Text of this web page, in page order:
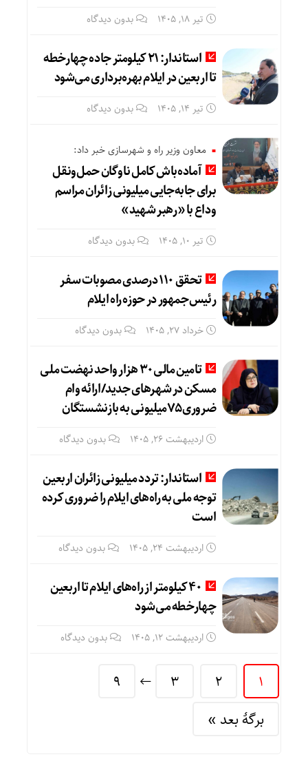
تیر ۱۸, ۱۴۰۵ بدون دیدگاه
استاندار: ۲۱ کیلومتر جاده چهارخطه
تا اربعین در ایلام بهره‌برداری می‌شود
تیر ۱۴, ۱۴۰۵ بدون دیدگاه
معاون وزیر راه و شهرسازی خبر داد:
آماده‌باش کامل ناوگان حمل‌ونقل
برای جابه‌جایی میلیونی زائران مراسم
وداع با «رهبر شهید»
تیر ۱۰, ۱۴۰۵ بدون دیدگاه
تحقق ۱۱۰ درصدی مصوبات سفر
رئیس‌جمهور در حوزه راه ایلام
خرداد ۲۷, ۱۴۰۵ بدون دیدگاه
تامین مالی۳۰ هزار واحد نهضت ملی
مسکن در شهرهای جدید/ارائه وام
ضروری۷۵میلیونی به بازنشستگان
اردیبهشت ۲۶, ۱۴۰۵ بدون دیدگاه
استاندار: تردد میلیونی زائران اربعین
توجه ملی به راه‌های ایلام را ضروری کرده
است
اردیبهشت ۲۴, ۱۴۰۵ بدون دیدگاه
۴۰ کیلومتر از راه‌های ایلام تا اربعین
چهارخطه می‌شود
اردیبهشت ۱۲, ۱۴۰۵ بدون دیدگاه
1
2
3
9
برگهٔ بعد »